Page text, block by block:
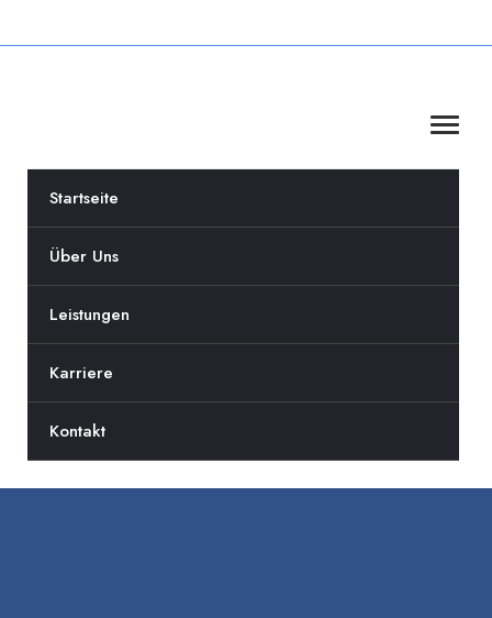
Startseite
Über Uns
Leistungen
Karriere
Kontakt